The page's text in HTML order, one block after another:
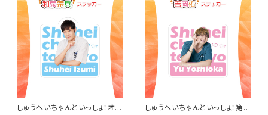
しゅうへいちゃんといっしょ！オリ
しゅうへいちゃんといっしょ！第1